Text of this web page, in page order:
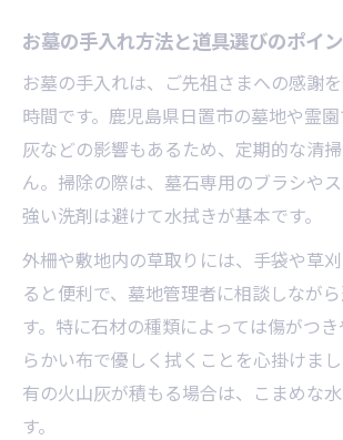
お墓参りのスケジュール調
お墓に関する家族間の意見
お墓参り計画で家族が協力
お寺や管理者との相談ポイント紹
お墓参り時に管理者へ確認
お墓の供養や管理で相談す
お墓参り前にお寺へ伝える
お墓じまい時の管理者との
お墓の維持管理での相談例
お墓の手入れ方法と道具選びのポイ
お墓の手入れは、ご先祖さまへの感謝
時間です。鹿児島県日置市の墓地や霊
灰などの影響もあるため、定期的な清
ん。掃除の際は、墓石専用のブラシやス
強い洗剤は避けて水拭きが基本です。
外柵や敷地内の草取りには、手袋や草
ると便利で、墓地管理者に相談しなが
す。特に石材の種類によっては傷がつ
らかい布で優しく拭くことを心掛けま
有の火山灰が積もる場合は、こまめな
す。